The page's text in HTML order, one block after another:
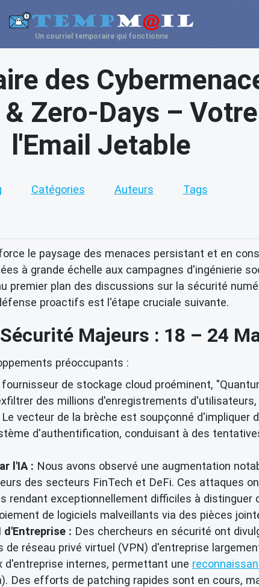
Un courriel temporaire qui fonctionne
des
Zero-Days –
l'Email Jetable
Catégories Auteurs Tags
le paysage des menaces persistant et en
à grande échelle aux campagnes d'ingénierie
plan des discussions sur la sécurité
proactifs est l'étape cruciale suivante.
Majeurs : 18 – 24
préoccupants :
fournisseur de stockage cloud proéminent,
des millions d'enregistrements
vecteur de la brèche est soupçonné d'impliquer
d'authentification, conduisant à des
l'IA : Nous avons observé une augmentation
des secteurs FinTech et DeFi. Ces attaques
rendant exceptionnellement difficiles à
de logiciels malveillants via des pièces
: Des chercheurs en sécurité ont
réseau privé virtuel (VPN) d'entreprise
d'entreprise internes, permettant une
Des efforts de patching rapides sont en cours,